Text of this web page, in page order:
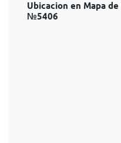
Ubicacion en Mapa
№5406